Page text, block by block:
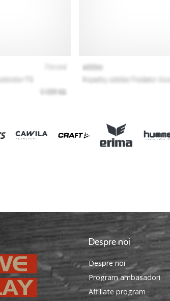
Despre noi
Despre noi
Program ambasadori
Affiliate program